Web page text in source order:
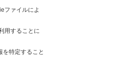
ファイルによ
用することに
特定すること